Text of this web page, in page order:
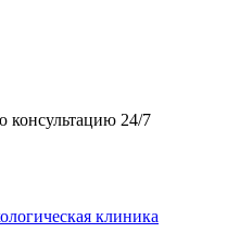
консультацию 24/7
клиника